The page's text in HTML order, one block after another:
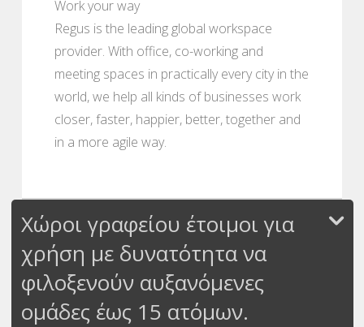
Work your way
Regus is the leading global workspace
provider. With office, co-working and
meeting spaces in practically every city in the
world, we help all kinds of businesses work
closer, faster, happier, better, together and
in a more agile way.
Χώροι γραφείου έτοιμοι για
χρήση με δυνατότητα να
φιλοξενούν αυξανόμενες
ομάδες έως 15 ατόμων.